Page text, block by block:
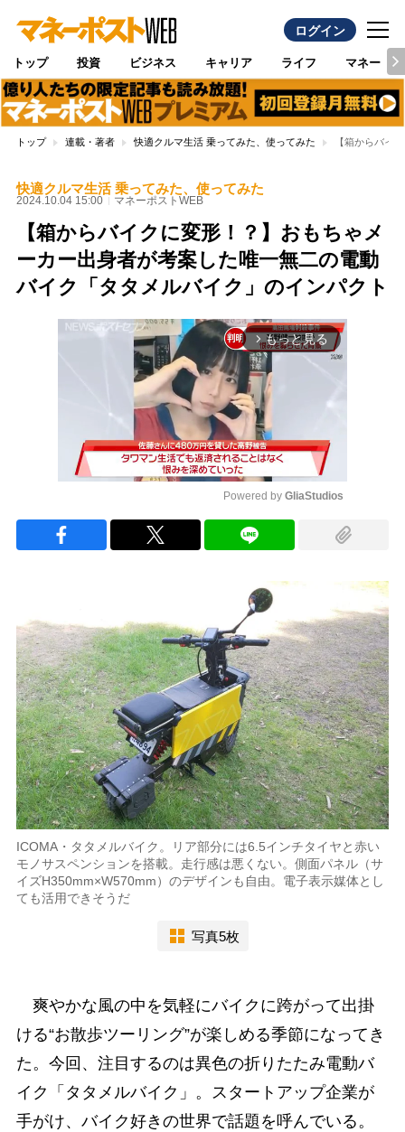
ログイン
トップ 投資 ビジネス キャリア ライフ マネー
トップ 連載・著者 快適クルマ生活 乗ってみた、使ってみた 【箱からバイ
快適クルマ生活 乗ってみた、使ってみた
2024.10.04 15:00 マネーポストWEB
【箱からバイクに変形！？】おもちゃメ
ーカー出身者が考案した唯一無二の電動
バイク「タタメルバイク」のインパクト
arrow_forward_ios もっと見る
Powered by GliaStudios
ICOMA・タタメルバイク。リア部分には6.5インチタイヤと赤い
モノサスペンションを搭載。走行感は悪くない。側面パネル（サ
イズH350mm×W570mm）のデザインも自由。電子表示媒体とし
ても活用できそうだ
写真5枚
爽やかな風の中を気軽にバイクに跨がって出掛
ける“お散歩ツーリング”が楽しめる季節になってき
た。今回、注目するのは異色の折りたたみ電動バ
イク「タタメルバイク」。スタートアップ企業が
手がけ、バイク好きの世界で話題を呼んでいる。